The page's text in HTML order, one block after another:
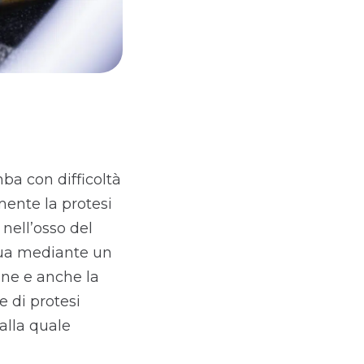
con difficoltà
la protesi
del
mediante un
e anche la
di protesi
quale